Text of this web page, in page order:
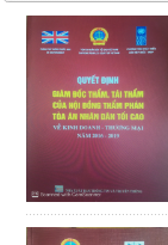
(25/11/